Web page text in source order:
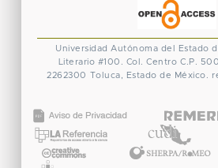
Universidad Autónoma del Estado
Literario #100. Col. Centro C.P.
2262300 Toluca, Estado de México.